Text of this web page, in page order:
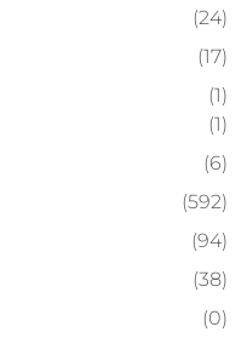
(24)
(17)
(1)
(1)
(6)
(592)
(94)
(38)
(0)